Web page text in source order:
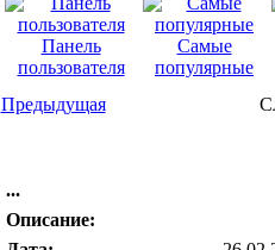
Панель
пользователя
Самые
популярные
Предыдущая
...
Описание: